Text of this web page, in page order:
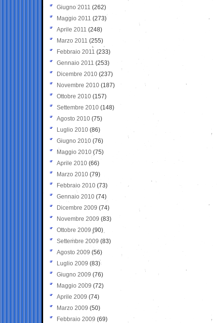
Giugno 2011 (262)
Maggio 2011 (273)
Aprile 2011 (248)
Marzo 2011 (255)
Febbraio 2011 (233)
Gennaio 2011 (253)
Dicembre 2010 (237)
Novembre 2010 (187)
Ottobre 2010 (157)
Settembre 2010 (148)
Agosto 2010 (75)
Luglio 2010 (86)
Giugno 2010 (76)
Maggio 2010 (75)
Aprile 2010 (66)
Marzo 2010 (79)
Febbraio 2010 (73)
Gennaio 2010 (74)
Dicembre 2009 (74)
Novembre 2009 (83)
Ottobre 2009 (90)
Settembre 2009 (83)
Agosto 2009 (56)
Luglio 2009 (83)
Giugno 2009 (76)
Maggio 2009 (72)
Aprile 2009 (74)
Marzo 2009 (50)
Febbraio 2009 (69)